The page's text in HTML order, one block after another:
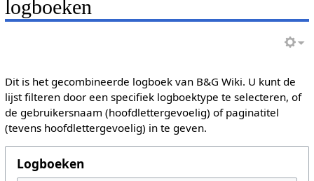
logboeken
Dit is het gecombineerde logboek van B&G Wiki. U kunt de
lijst filteren door een specifiek logboektype te selecteren, of
de gebruikersnaam (hoofdlettergevoelig) of paginatitel
(tevens hoofdlettergevoelig) in te geven.
Logboeken